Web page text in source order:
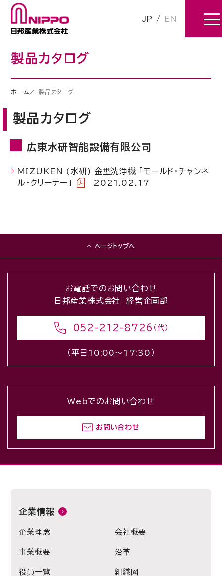
JP / EN
製品カタログ
ホーム 製品カタログ
製品カタログ
広東水研智能設備有限公司
MIZUKEN (水研) 金型洗浄機 「モールド・チャンネ
ル・クリーナー」
2021.02.17
ページトップへ
お電話でのお問い合わせ
日邦産業株式会社 経営企画部
052-212-8726 （代）
（平日10:00〜17:30）
Webでのお問い合わせ
お問い合わせ
企業情報
企業理念 会社概要
事業概要 沿革
役員一覧 組織図